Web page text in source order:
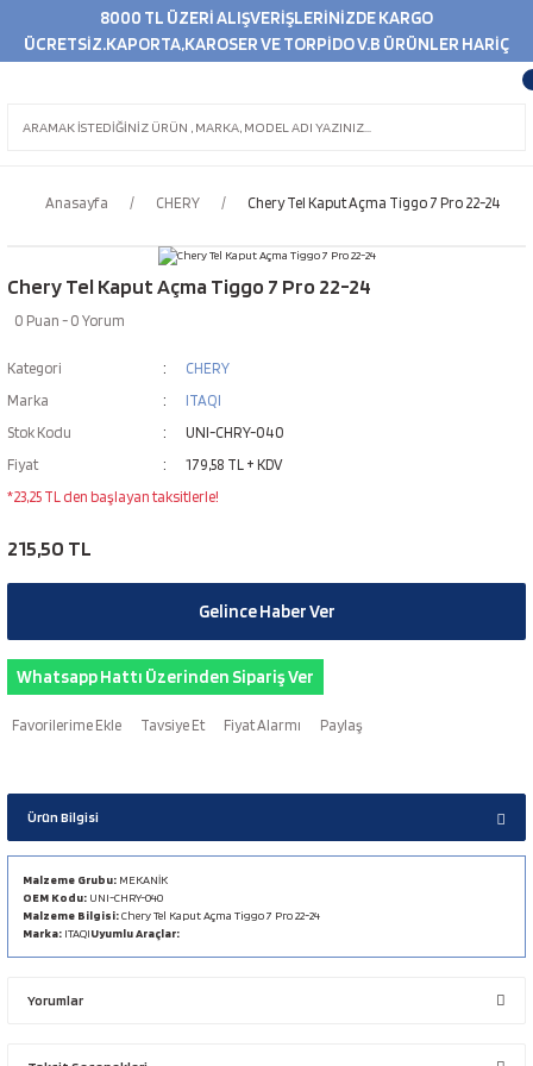
8000 TL ÜZERİ ALIŞVERİŞLERİNİZDE KARGO
ÜCRETSİZ.KAPORTA,KAROSER VE TORPİDO V.B ÜRÜNLER HARİÇ
Anasayfa CHERY Chery Tel Kaput Açma Tiggo 7 Pro 22-24
Chery Tel Kaput Açma Tiggo 7 Pro 22-24
0 Puan - 0 Yorum
Kategori
CHERY
Marka
ITAQI
Stok Kodu
UNI-CHRY-040
Fiyat
179,58 TL + KDV
*23,25 TL den başlayan taksitlerle!
215,50 TL
Gelince Haber Ver
Whatsapp Hattı Üzerinden Sipariş Ver
Tavsiye Et Fiyat Alarmı Paylaş
Ürün Bilgisi
Malzeme Grubu: MEKANİK
OEM Kodu: UNI-CHRY-040
Malzeme Bilgisi:Chery Tel Kaput Açma Tiggo 7 Pro 22-24
Marka: ITAQIUyumlu Araçlar:
Yorumlar